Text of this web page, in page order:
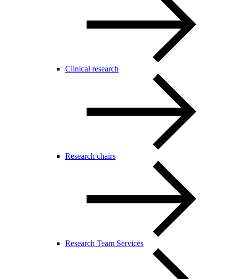
Clinical research
Research chairs
Research Team Services